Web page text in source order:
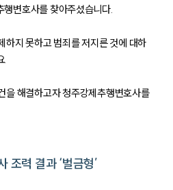
변호사를 찾아주셨습니다.
하지 못하고 범죄를 저지른 것에 대하
.
을 해결하고자 청주강제추행변호사를
조력 결과 ‘벌금형’